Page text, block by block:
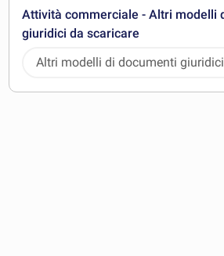
Attività commerciale - Altri modelli
giuridici da scaricare
Altri modelli di documenti